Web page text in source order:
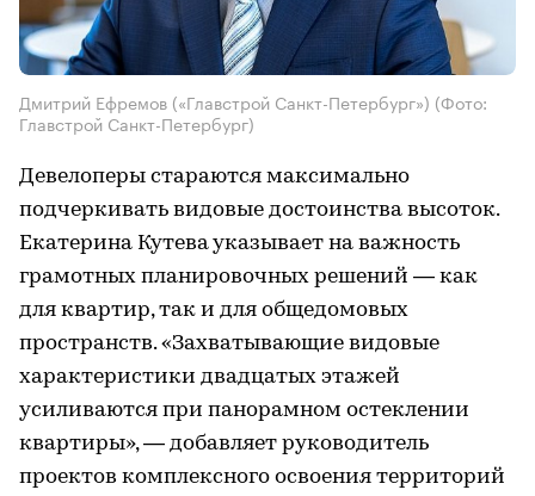
Дмитрий Ефремов («Главстрой Санкт-Петербург») (Фото:
Главстрой Санкт-Петербург)
Девелоперы стараются максимально
подчеркивать видовые достоинства высоток.
Екатерина Кутева указывает на важность
грамотных планировочных решений — как
для квартир, так и для общедомовых
пространств. «Захватывающие видовые
характеристики двадцатых этажей
усиливаются при панорамном остеклении
квартиры», — добавляет руководитель
проектов комплексного освоения территорий